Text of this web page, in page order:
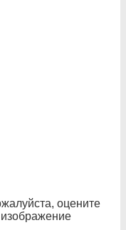
оцените
изображение